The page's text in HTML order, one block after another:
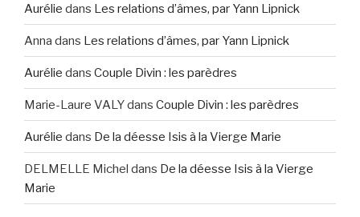
Aurélie dans Les relations d’âmes, par Yann Lipnick
Anna dans Les relations d’âmes, par Yann Lipnick
Aurélie dans Couple Divin : les parèdres
Marie-Laure VALYdans Couple Divin : les parèdres
Aurélie dans De la déesse Isis à la Vierge Marie
DELMELLE Michel dans De la déesse Isis à la Vierge
Marie